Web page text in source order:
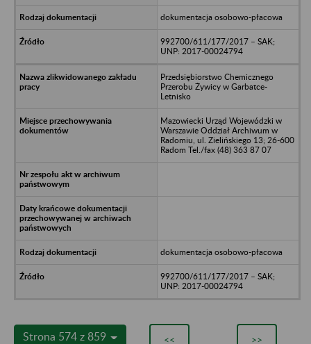
dokumentacja osobowo-płacowa
992700/611/177/2017 – SAK;
UNP: 2017-00024794
Przedsiębiorstwo Chemicznego
Przerobu Żywicy w Garbatce-
Letnisko
Mazowiecki Urząd Wojewódzki w
Warszawie Oddział Archiwum w
Radomiu, ul. Zielińskiego 13; 26-600
Radom Tel./fax (48) 363 87 07
dokumentacja osobowo-płacowa
992700/611/177/2017 – SAK;
UNP: 2017-00024794
Strona 574 z 859 << >>